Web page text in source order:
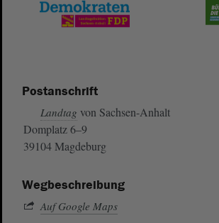
Postanschrift
Landtag von Sachsen-Anhalt
Domplatz 6–9
39104 Magdeburg
Wegbeschreibung
Auf Google Maps